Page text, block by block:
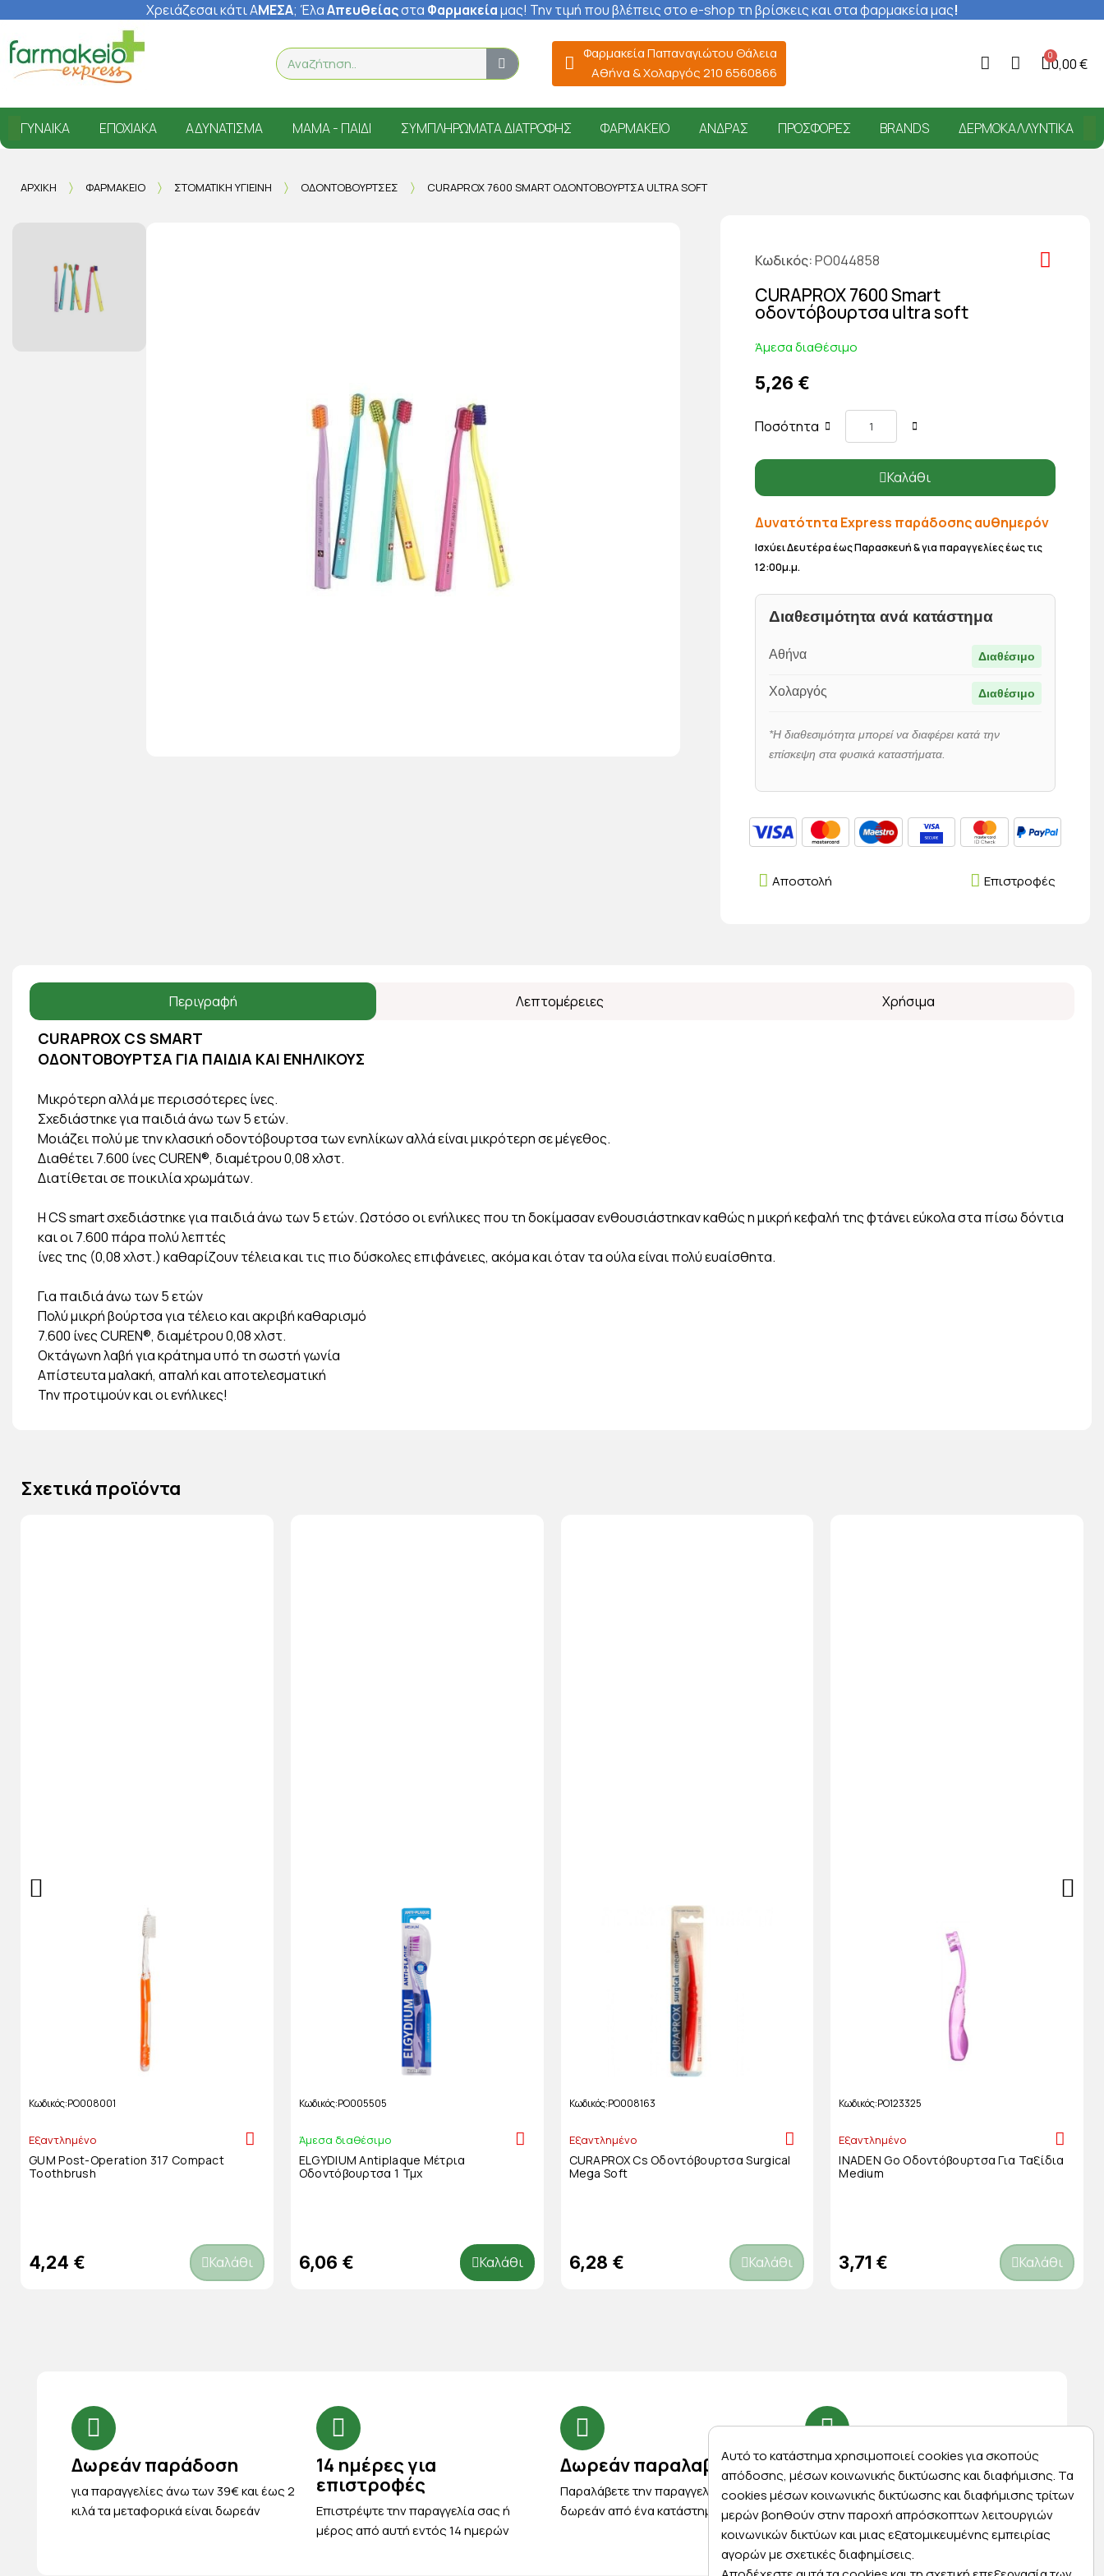
Χρειάζεσαι κάτι ΑΜΕΣΑ; ΈλαΑπευθείαςστα Φαρμακείαμας! Την τιμή που βλέπεις στο e-shop τη βρίσκεις και στα φαρμακεία μας!
Φαρμακεία Παπαναγιώτου Θάλεια
Αθήνα & Χολαργός 210 6560866
0,00 €
ΓΥΝΑΊΚΑ ΕΠΟΧΙΑΚΆ ΑΔΥΝΆΤΙΣΜΑ ΜΑΜΆ - ΠΑΙΔΊ ΣΥΜΠΛΗΡΏΜΑΤΑ ΔΙΑΤΡΟΦΉΣ ΦΑΡΜΑΚΕΊΟ ΆΝΔΡΑΣ ΠΡΟΣΦΟΡΈΣ BRANDS ΔΕΡΜΟΚΑΛΛΥΝΤΙΚΆ
ΑΡΧΙΚΉ ΦΑΡΜΑΚΕΊΟ ΣΤΟΜΑΤΙΚΉ ΥΓΙΕΙΝΉ ΟΔΟΝΤΌΒΟΥΡΤΣΕΣ CURAPROX 7600 SMART ΟΔΟΝΤΌΒΟΥΡΤΣΑ ULTRA SOFT
Κωδικός PO044858
CURAPROX 7600 Smart
οδοντόβουρτσα ultra soft
Άμεσα διαθέσιμο
5,26 €
Ποσότητα
Καλάθι
Δυνατότητα Express παράδοσης αυθημερόν
Ισχύει Δευτέρα έως Παρασκευή & για παραγγελίες έως τις
12:00μ.μ.
Διαθεσιμότητα ανά κατάστημα
Αθήνα Διαθέσιμο
Χολαργός Διαθέσιμο
*Η διαθεσιμότητα μπορεί να διαφέρει κατά την
επίσκεψη στα φυσικά καταστήματα.
Επιστροφές
Αποστολή
Περιγραφή Λεπτομέρειες Χρήσιμα
CURAPROX CS SMART
ΟΔΟΝΤΟΒΟΥΡΤΣΑ ΓΙΑ ΠΑΙΔΙΑ ΚΑΙ ΕΝΗΛΙΚΟΥΣ
Μικρότερη αλλά με περισσότερες ίνες.
Σχεδιάστηκε για παιδιά άνω των 5 ετών.
Μοιάζει πολύ με την κλασική οδοντόβουρτσα των ενηλίκων αλλά είναι μικρότερη σε μέγεθος.
Διαθέτει 7.600 ίνες CUREN®, διαμέτρου 0,08 χλστ.
Διατίθεται σε ποικιλία χρωμάτων.
Η CS smart σχεδιάστηκε για παιδιά άνω των 5 ετών. Ωστόσο οι ενήλικες που τη δοκίμασαν ενθουσιάστηκαν καθώς η μικρή κεφαλή της φτάνει εύκολα στα πίσω δόντια
και οι 7.600 πάρα πολύ λεπτές
ίνες της (0,08 χλστ.) καθαρίζουν τέλεια και τις πιο δύσκολες επιφάνειες, ακόμα και όταν τα ούλα είναι πολύ ευαίσθητα.
Για παιδιά άνω των 5 ετών
Πολύ μικρή βούρτσα για τέλειο και ακριβή καθαρισμό
7.600 ίνες CUREN®, διαμέτρου 0,08 χλστ.
Οκτάγωνη λαβή για κράτημα υπό τη σωστή γωνία
Απίστευτα μαλακή, απαλή και αποτελεσματική
Την προτιμούν και οι ενήλικες!
Σχετικά προϊόντα
Κωδικός PO008001
Εξαντλημένο
GUM Post-Operation 317 Compact
Toothbrush
4,24 € Καλάθι
Κωδικός PO005505
Άμεσα διαθέσιμο
ELGYDIUM Antiplaque Μέτρια
Οδοντόβουρτσα 1 Τμχ
6,06 € Καλάθι
Κωδικός PO008163
Εξαντλημένο
CURAPROX Cs Οδοντόβουρτσα Surgical
Mega Soft
6,28 € Καλάθι
Κωδικός PO123325
Εξαντλημένο
INADEN Go Οδοντόβουρτσα Για Ταξίδια
Medium
3,71 € Καλάθι
Δωρεάν παράδοση
για παραγγελίες άνω των 39€ και έως 2
κιλά τα μεταφορικά είναι δωρεάν
14 ημέρες για
επιστροφές
Eπιστρέψτε την παραγγελία σας ή
μέρος από αυτή εντός 14 ημερών
Δωρεάν παραλαβή
Παραλάβετε την παραγγελία σας
δωρεάν από ένα κατάστημα μας
Express αποστολές
Κάντε σήμερα την παραγγελία σας και
παραλάβετε αύριο στην πόρτα σας
Αυτό το κατάστημα χρησιμοποιεί cookies για σκοπούς
απόδοσης, μέσων κοινωνικής δικτύωσης και διαφήμισης. Τα
cookies μέσων κοινωνικής δικτύωσης και διαφήμισης τρίτων
μερών βοηθούν στην παροχή απρόσκοπτων λειτουργιών
κοινωνικών δικτύων και μιας εξατομικευμένης εμπειρίας
αγορών με σχετικές διαφημίσεις.